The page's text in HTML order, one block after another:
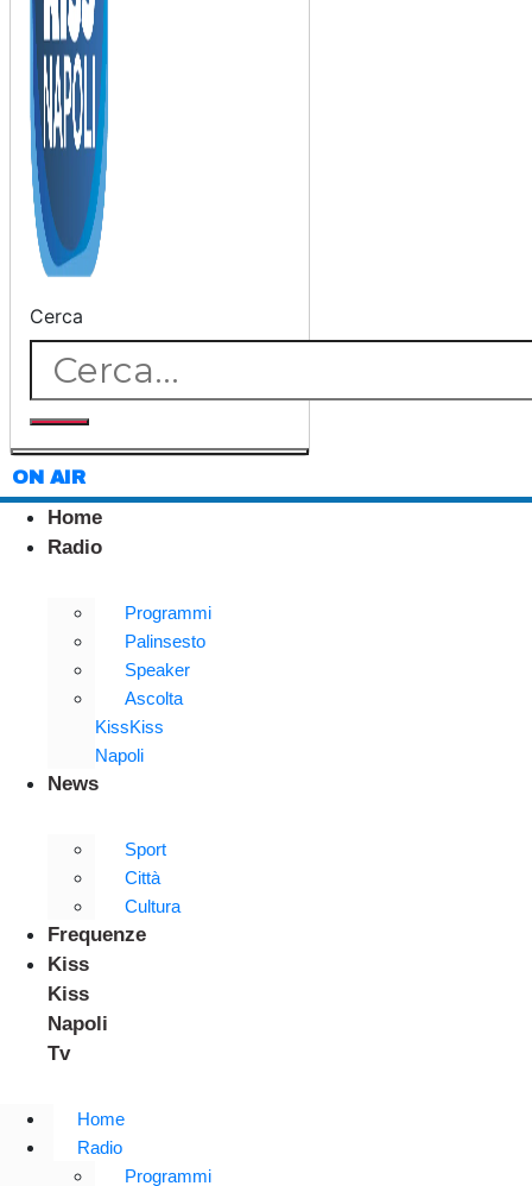
Cerca
ON AIR
Home
Radio
Programmi
Palinsesto
Speaker
Ascolta
KissKiss
Napoli
News
Sport
Città
Cultura
Frequenze
Kiss
Kiss
Napoli
Tv
Home
Radio
Programmi